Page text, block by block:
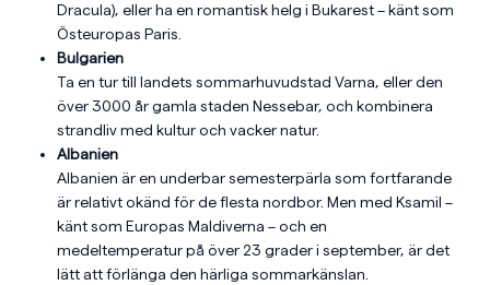
Dracula), eller ha en romantisk helg i Bukarest – känt som
Östeuropas Paris.
Bulgarien
Ta en tur till landets sommarhuvudstad Varna, eller den
över 3000 år gamla staden Nessebar, och kombinera
strandliv med kultur och vacker natur.
Albanien
Albanien är en underbar semesterpärla som fortfarande
är relativt okänd för de flesta nordbor. Men med Ksamil –
känt som Europas Maldiverna – och en
medeltemperatur på över 23 grader i september, är det
lätt att förlänga den härliga sommarkänslan.